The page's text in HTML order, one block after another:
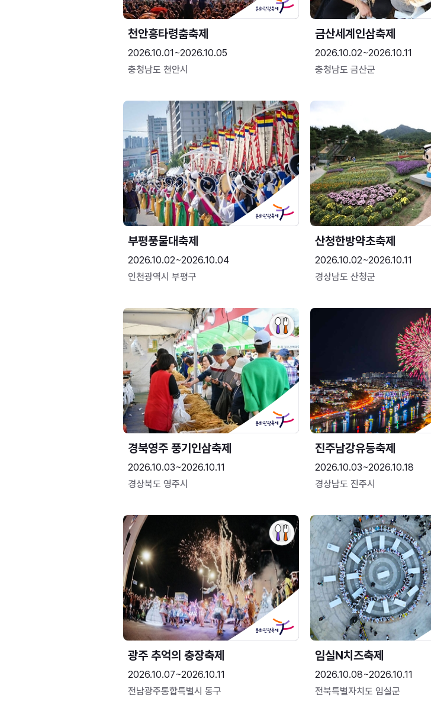
천안흥타령춤축제
2026.10.01~2026.10.05
충청남도 천안시
금산세계인삼축제
2026.10.02~2026.10.11
충청남도 금산군
부평풍물대축제
2026.10.02~2026.10.04
인천광역시 부평구
산청한방약초축제
2026.10.02~2026.10.11
경상남도 산청군
경북영주 풍기인삼축제
2026.10.03~2026.10.11
경상북도 영주시
진주남강유등축제
2026.10.03~2026.10.18
경상남도 진주시
광주 추억의 충장축제
2026.10.07~2026.10.11
전남광주통합특별시 동구
임실N치즈축제
2026.10.08~2026.10.11
전북특별자치도 임실군